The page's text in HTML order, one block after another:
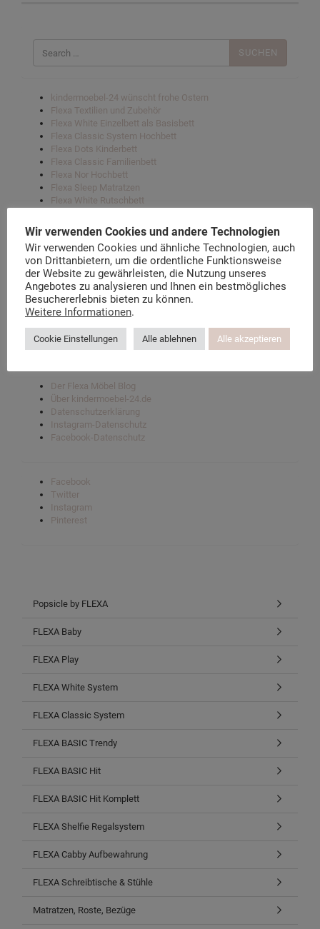
Suchen
nach:
kindermoebel-24 wünscht frohe Ostern
Flexa Textilien und Zubehör
Flexa White Einzelbett als Basisbett
Flexa Classic System Hochbett
Flexa Dots Kinderbett
Flexa Classic Familienbett
Flexa Nor Hochbett
Flexa Sleep Matratzen
Flexa White Rutschbett
Flexa Popsicle Hochbetten
Flexa Textilien und Zubehör
Flexa’s Ergonomische Schreibtische „Woody“
Flexa Play Impressionen – Hat heute jemand Geburtstag?
Flexa Nackenkissen
Flexa CASA Sofa- Hochbett
Flexa White Spielbetten
Flexa Nor mittlere Hochbetten
Flexa’s ergonomische Schreibtische
Flexa Taschen und Zubehör
Der Flexa Möbel Blog
Über kindermoebel-24.de
Datenschutzerklärung
Instagram-Datenschutz
Facebook-Datenschutz
Facebook
Twitter
Instagram
Pinterest
Popsicle by FLEXA
FLEXA Baby
FLEXA Play
FLEXA White System
FLEXA Classic System
FLEXA BASIC Trendy
FLEXA BASIC Hit
FLEXA BASIC Hit Komplett
FLEXA Shelfie Regalsystem
FLEXA Cabby Aufbewahrung
FLEXA Schreibtische & Stühle
Matratzen, Roste, Bezüge
Wir verwenden Cookies und andere Technologien
Wir verwenden Cookies und ähnliche Technologien, auch
von Drittanbietern, um die ordentliche Funktionsweise
der Website zu gewährleisten, die Nutzung unseres
Angebotes zu analysieren und Ihnen ein bestmögliches
Besuchererlebnis bieten zu können.
Weitere Informationen.
Cookie Einstellungen Alle ablehnen Alle akzeptieren